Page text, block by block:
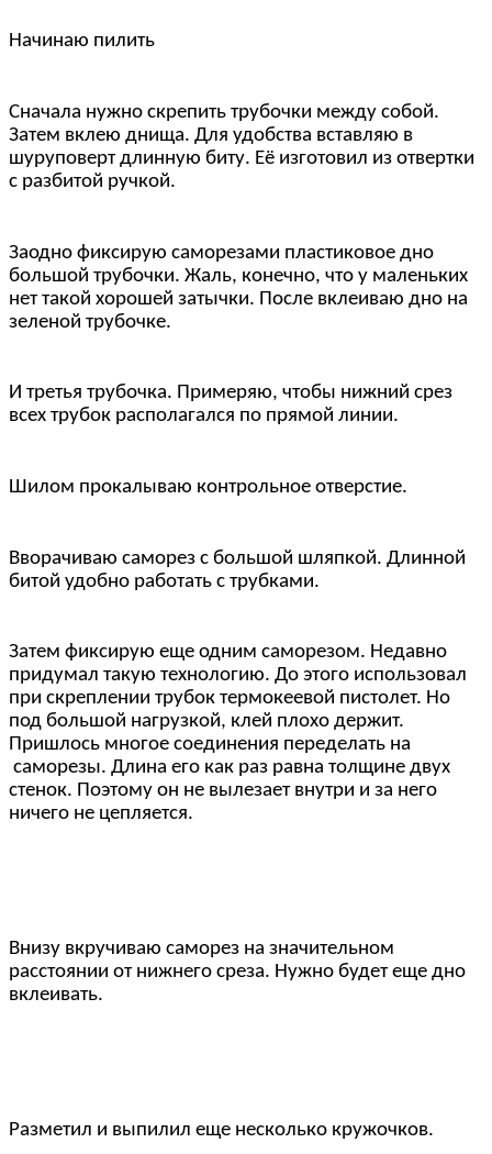
Начинаю пилить
Сначала нужно скрепить трубочки между собой.
Затем вклею днища. Для удобства вставляю в
шуруповерт длинную биту. Её изготовил из отвертки
с разбитой ручкой.
Заодно фиксирую саморезами пластиковое дно
большой трубочки. Жаль, конечно, что у маленьких
нет такой хорошей затычки. После вклеиваю дно на
зеленой трубочке.
И третья трубочка. Примеряю, чтобы нижний срез
всех трубок располагался по прямой линии.
Шилом прокалываю контрольное отверстие.
Вворачиваю саморез с большой шляпкой. Длинной
битой удобно работать с трубками.
Затем фиксирую еще одним саморезом. Недавно
придумал такую технологию. До этого использовал
при скреплении трубок термокеевой пистолет. Но
под большой нагрузкой, клей плохо держит.
Пришлось многое соединения переделать на
саморезы. Длина его как раз равна толщине двух
стенок. Поэтому он не вылезает внутри и за него
ничего не цепляется.
Внизу вкручиваю саморез на значительном
расстоянии от нижнего среза. Нужно будет еще дно
вклеивать.
Разметил и выпилил еще несколько кружочков.